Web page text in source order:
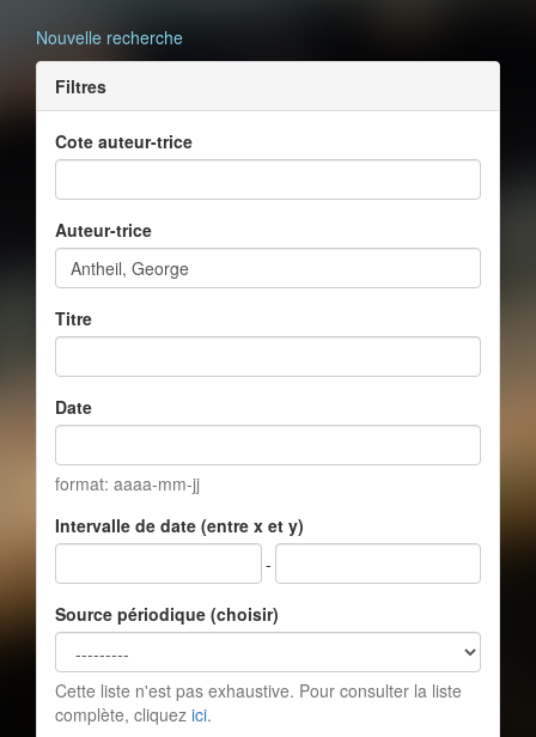
Nouvelle recherche
Filtres
Cote auteur-trice
Auteur-trice
Titre
Date
format: aaaa-mm-jj
Intervalle de date (entre x et y)
-
Source périodique (choisir)
Cette liste n'est pas exhaustive. Pour consulter la liste
complète, cliquez ici.